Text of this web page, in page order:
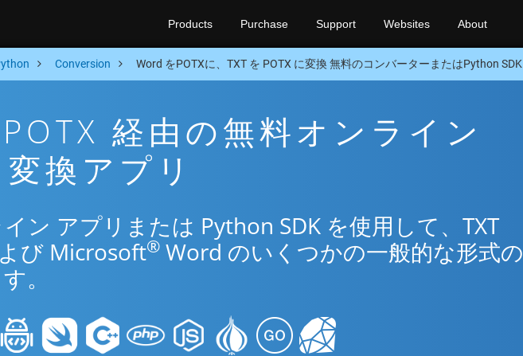
Products Purchase Support Websites About
Conversion Word をPOTXに、TXT を POTX に変換 無料のコンバーターまたはPython SDK
経由の無料オンライン
換アプリ
ン アプリまたは Python SDK を使用して、TXT
び Microsoft® Word のいくつかの一般的な形式の
。